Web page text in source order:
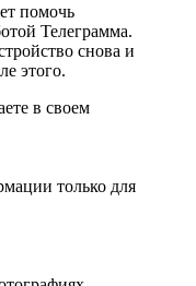
помочь
Телеграмма.
снова и
этого.
в своем
только для